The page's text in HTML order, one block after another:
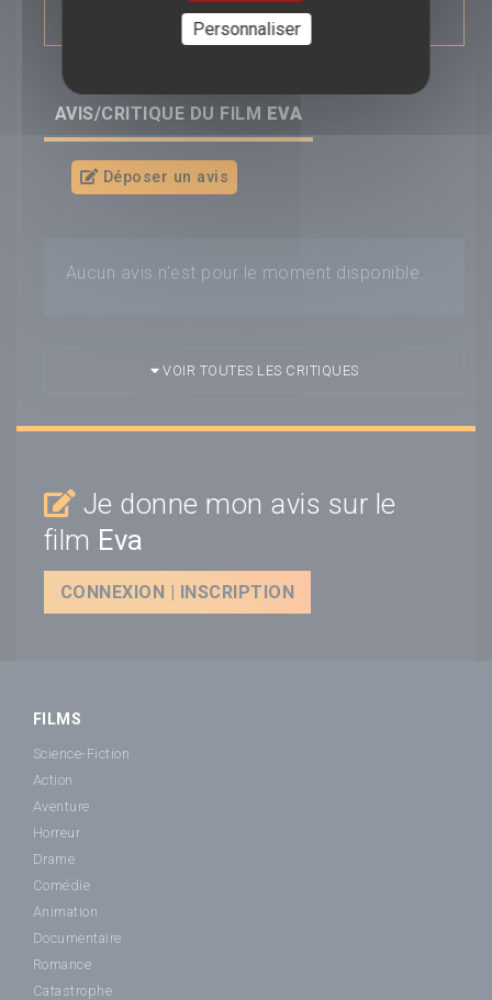
Saga :---
AVIS/CRITIQUE DU FILM EVA
Déposer un avis
Aucun avis n'est pour le moment disponible.
VOIR TOUTES LES CRITIQUES
Je donne mon avis sur le
film Eva
CONNEXION | INSCRIPTION
FILMS
Science-Fiction
Action
Aventure
Horreur
Drame
Comédie
Animation
Documentaire
Romance
Catastrophe
Personnaliser